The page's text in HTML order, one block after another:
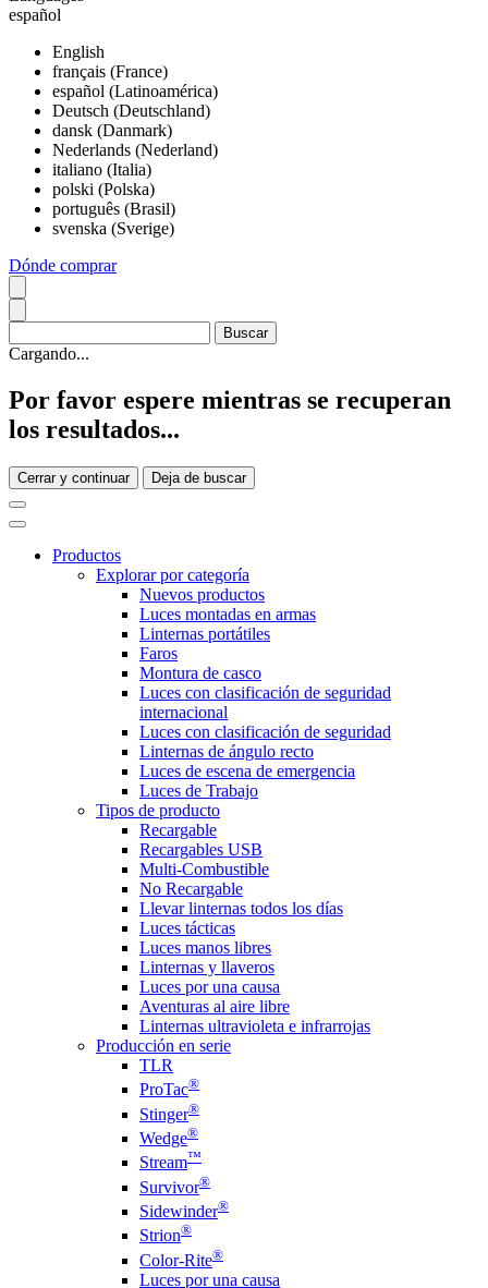
español
English
français (France)
español (Latinoamérica)
Deutsch (Deutschland)
dansk (Danmark)
Nederlands (Nederland)
italiano (Italia)
polski (Polska)
português (Brasil)
svenska (Sverige)
Dónde comprar
Cargando...
Por favor espere mientras se recuperan
los resultados...
Cerrar y continuar Deja de buscar
Productos
Explorar por categoría
Nuevos productos
Luces montadas en armas
Linternas portátiles
Faros
Montura de casco
Luces con clasificación de seguridad
internacional
Luces con clasificación de seguridad
Linternas de ángulo recto
Luces de escena de emergencia
Luces de Trabajo
Tipos de producto
Recargable
Recargables USB
Multi-Combustible
No Recargable
Llevar linternas todos los días
Luces tácticas
Luces manos libres
Linternas y llaveros
Luces por una causa
Aventuras al aire libre
Linternas ultravioleta e infrarrojas
Producción en serie
TLR
ProTac®
Stinger®
Wedge®
Stream™
Survivor®
Sidewinder®
Strion®
Color-Rite®
Luces por una causa